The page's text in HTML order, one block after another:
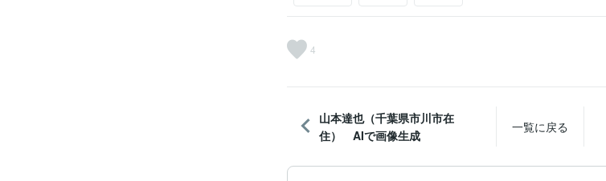
4
山本達也（千葉県市川市在
住） AIで画像生成
一覧に戻る